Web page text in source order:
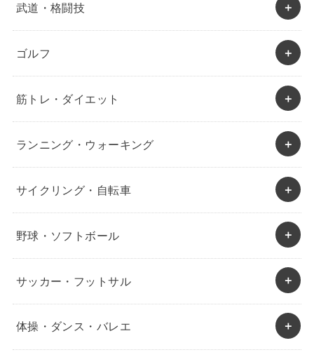
武道・格闘技
ゴルフ
筋トレ・ダイエット
ランニング・ウォーキング
サイクリング・自転車
野球・ソフトボール
サッカー・フットサル
体操・ダンス・バレエ